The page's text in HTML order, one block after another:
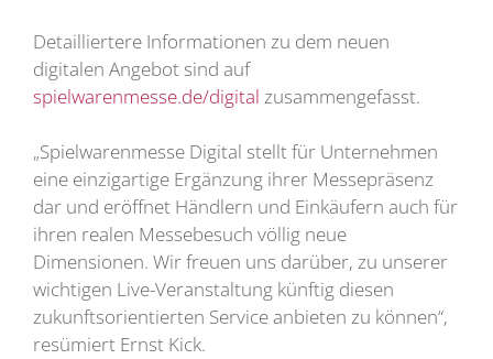
Detailliertere Informationen zu dem neuen
digitalen Angebot sind auf
spielwarenmesse.de/digital zusammengefasst.
„Spielwarenmesse Digital stellt für Unternehmen
eine einzigartige Ergänzung ihrer Messepräsenz
dar und eröffnet Händlern und Einkäufern auch für
ihren realen Messebesuch völlig neue
Dimensionen. Wir freuen uns darüber, zu unserer
wichtigen Live-Veranstaltung künftig diesen
zukunftsorientierten Service anbieten zu können“,
resümiert Ernst Kick.